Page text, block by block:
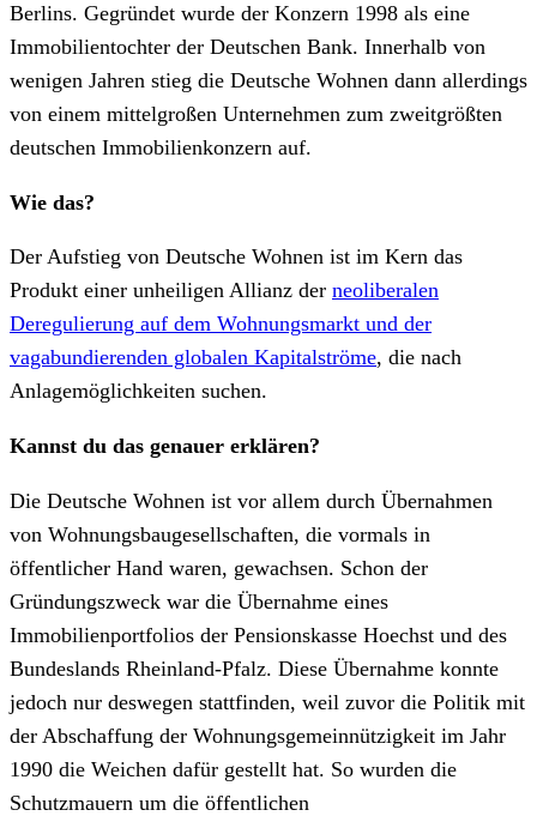
Berlins. Gegründet wurde der Konzern 1998 als eine
Immobilientochter der Deutschen Bank. Innerhalb von
wenigen Jahren stieg die Deutsche Wohnen dann allerdings
von einem mittelgroßen Unternehmen zum zweitgrößten
deutschen Immobilienkonzern auf.
Wie das?
Der Aufstieg von Deutsche Wohnen ist im Kern das
Produkt einer unheiligen Allianz der neoliberalen
Deregulierung auf dem Wohnungsmarkt und der
vagabundierenden globalen Kapitalströme, die nach
Anlagemöglichkeiten suchen.
Kannst du das genauer erklären?
Die Deutsche Wohnen ist vor allem durch Übernahmen
von Wohnungsbaugesellschaften, die vormals in
öffentlicher Hand waren, gewachsen. Schon der
Gründungszweck war die Übernahme eines
Immobilienportfolios der Pensionskasse Hoechst und des
Bundeslands Rheinland-Pfalz. Diese Übernahme konnte
jedoch nur deswegen stattfinden, weil zuvor die Politik mit
der Abschaffung der Wohnungsgemeinnützigkeit im Jahr
1990 die Weichen dafür gestellt hat. So wurden die
Schutzmauern um die öffentlichen